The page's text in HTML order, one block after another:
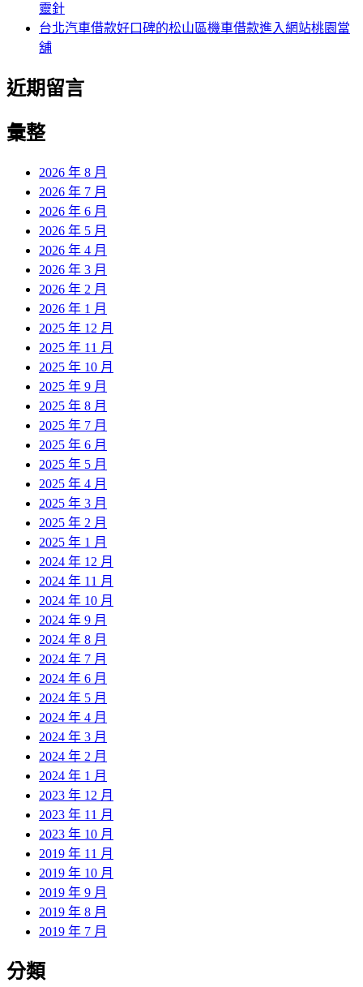
靈針
台北汽車借款好口碑的松山區機車借款進入網站桃園當
舖
近期留言
彙整
2026 年 8 月
2026 年 7 月
2026 年 6 月
2026 年 5 月
2026 年 4 月
2026 年 3 月
2026 年 2 月
2026 年 1 月
2025 年 12 月
2025 年 11 月
2025 年 10 月
2025 年 9 月
2025 年 8 月
2025 年 7 月
2025 年 6 月
2025 年 5 月
2025 年 4 月
2025 年 3 月
2025 年 2 月
2025 年 1 月
2024 年 12 月
2024 年 11 月
2024 年 10 月
2024 年 9 月
2024 年 8 月
2024 年 7 月
2024 年 6 月
2024 年 5 月
2024 年 4 月
2024 年 3 月
2024 年 2 月
2024 年 1 月
2023 年 12 月
2023 年 11 月
2023 年 10 月
2019 年 11 月
2019 年 10 月
2019 年 9 月
2019 年 8 月
2019 年 7 月
分類